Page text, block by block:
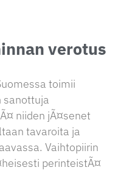
verotus
toimii
sanottuja
niiden jÃ¤senet
tavaroita ja
Vaihtopiirin
perinteistÃ¤